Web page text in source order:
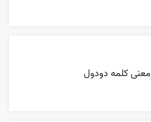
معنی کلمه دودول